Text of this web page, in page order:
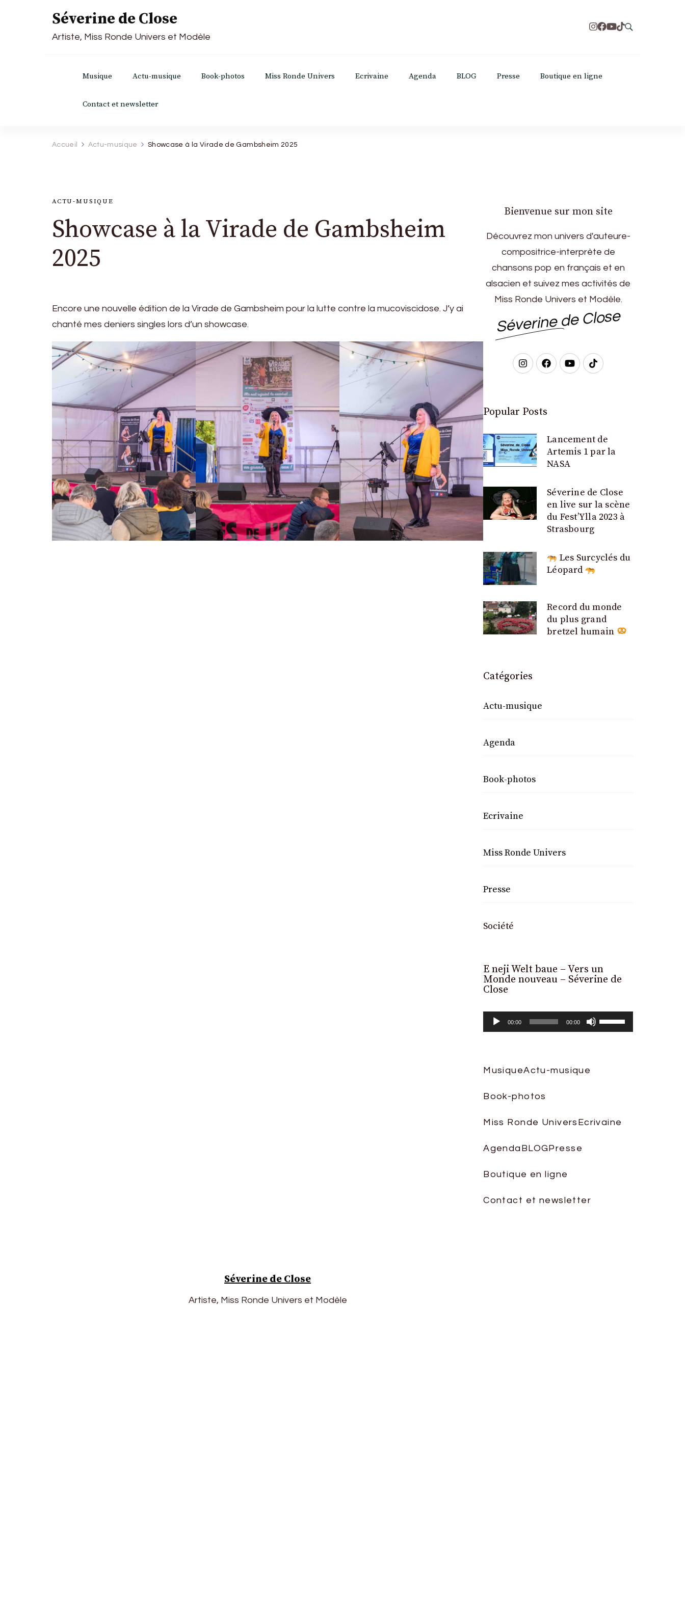
Séverine de Close
Artiste, Miss Ronde Univers et Modèle
Musique Actu-musique Book-photos Miss Ronde Univers Ecrivaine Agenda BLOG Presse Boutique en ligne
Contact et newsletter
Accueil Actu-musique Showcase à la Virade de Gambsheim 2025
ACTU-MUSIQUE
Showcase à la Virade de Gambsheim
2025
Encore une nouvelle édition de la Virade de Gambsheim pour la lutte contre la mucoviscidose. J’y ai
chanté mes deniers singles lors d’un showcase.
Séverine de Close
Artiste, Miss Ronde Univers et Modèle
Bienvenue sur mon site
Découvrez mon univers d'auteure-
compositrice-interprète de
chansons pop en français et en
alsacien et suivez mes activités de
Miss Ronde Univers et Modèle.
Séverine de Close
Popular Posts
Lancement de
Artemis 1 par la
NASA
Séverine de Close
en live sur la scène
du Fest’Ylla 2023 à
Strasbourg
Les Surcyclés du
Léopard
Record du monde
du plus grand
bretzel humain
Catégories
Actu-musique
Agenda
Book-photos
Ecrivaine
Miss Ronde Univers
Presse
Société
E neji Welt baue – Vers un
Monde nouveau – Séverine de
Close
00:00 00:00
Utilisez
les
MusiqueActu-musique
Book-photos
Miss Ronde Univers Ecrivaine
Agenda BLOGPresse
Boutique en ligne
Contact et newsletter